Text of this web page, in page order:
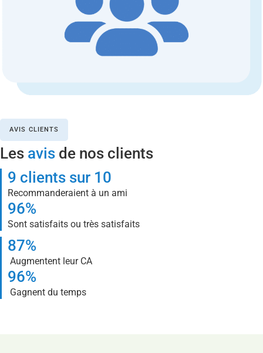
AVIS CLIENTS
Les avis de nos clients
9 clients sur 10
Recommanderaient à un ami
96%
Sont satisfaits ou très satisfaits
87%
Augmentent leur CA
96%
Gagnent du temps